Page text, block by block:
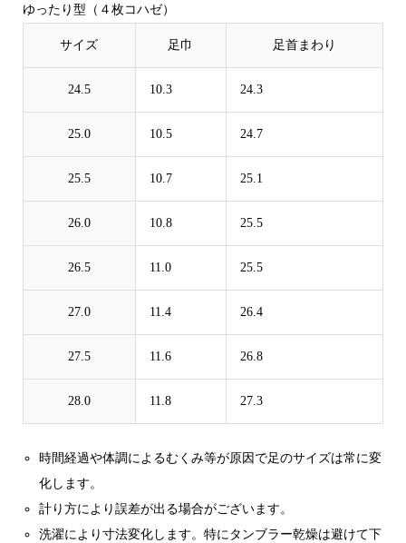
ゆったり型（４枚コハゼ）
サイズ 足巾 足首まわり
24.5 10.3 24.3
25.0 10.5 24.7
25.5 10.7 25.1
26.0 10.8 25.5
26.5 11.0 25.5
27.0 11.4 26.4
27.5 11.6 26.8
28.0 11.8 27.3
時間経過や体調によるむくみ等が原因で足のサイズは常に変
化します。
計り方により誤差が出る場合がございます。
洗濯により寸法変化します。特にタンブラー乾燥は避けて下